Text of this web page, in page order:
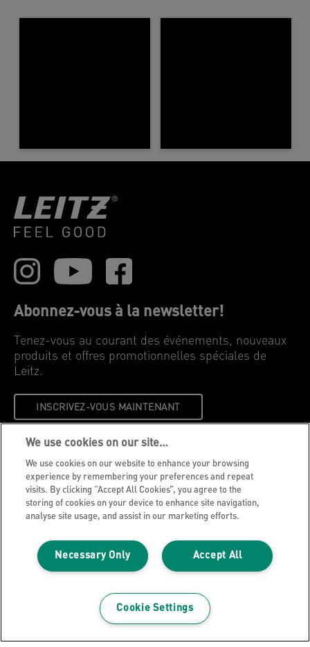
Abonnez-vous à la newsletter!
Tenez-vous au courant des événements, nouveaux
produits et offres promotionnelles spéciales de
Leitz.
INSCRIVEZ-VOUS MAINTENANT
Cookies
Avis légal
Impression
Gérer mes données
Blog Leitz
We use cookies on our site…
We use cookies on our website to enhance your browsing
experience by remembering your preferences and repeat
visits. By clicking “Accept All Cookies”, you agree to the
storing of cookies on your device to enhance site navigation,
analyse site usage, and assist in our marketing efforts.
Accept All
Necessary Only
Cookie Settings